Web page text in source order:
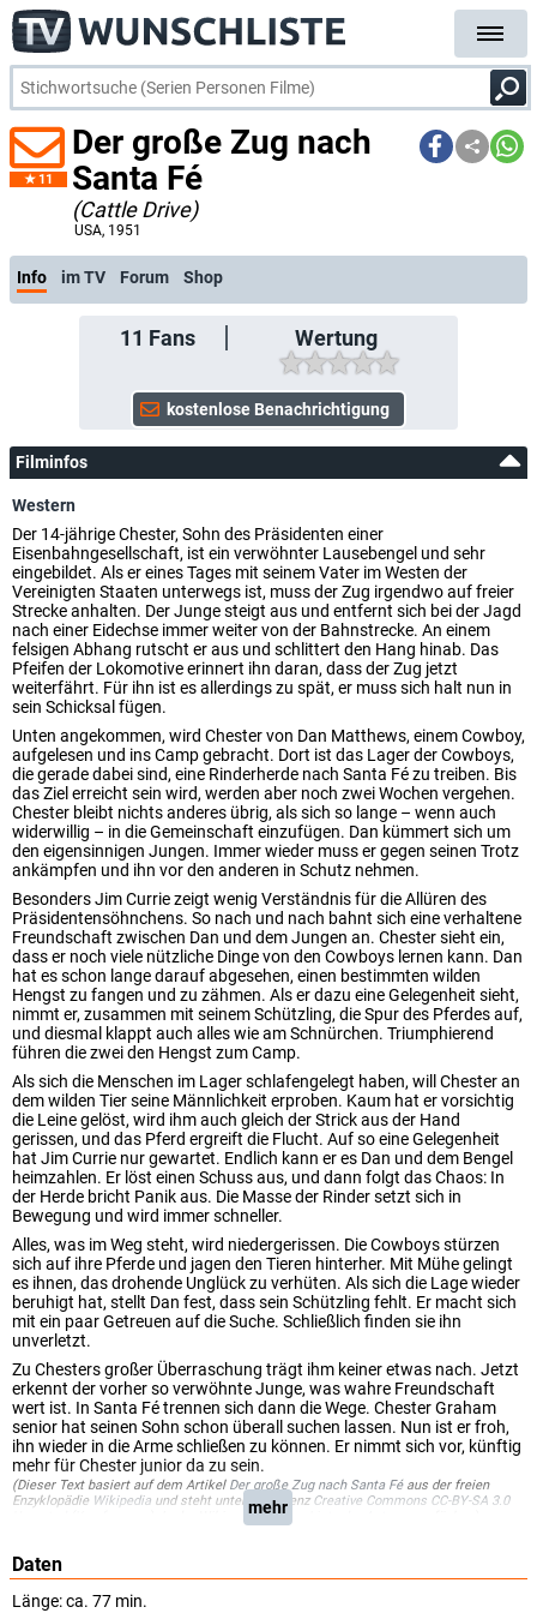
11
Der große Zug nach
Santa Fé
(Cattle Drive)
USA, 1951
Info im TV Forum Shop
11 Fans Wertung
Filminfos
Western
Der 14-jährige Chester, Sohn des Präsidenten einer
Eisenbahngesellschaft, ist ein verwöhnter Lausebengel und sehr
eingebildet. Als er eines Tages mit seinem Vater im Westen der
Vereinigten Staaten unterwegs ist, muss der Zug irgendwo auf freier
Strecke anhalten. Der Junge steigt aus und entfernt sich bei der Jagd
nach einer Eidechse immer weiter von der Bahnstrecke. An einem
felsigen Abhang rutscht er aus und schlittert den Hang hinab. Das
Pfeifen der Lokomotive erinnert ihn daran, dass der Zug jetzt
weiterfährt. Für ihn ist es allerdings zu spät, er muss sich halt nun in
sein Schicksal fügen.
Unten angekommen, wird Chester von Dan Matthews, einem Cowboy,
aufgelesen und ins Camp gebracht. Dort ist das Lager der Cowboys,
die gerade dabei sind, eine Rinderherde nach Santa Fé zu treiben. Bis
das Ziel erreicht sein wird, werden aber noch zwei Wochen vergehen.
Chester bleibt nichts anderes übrig, als sich so lange – wenn auch
widerwillig – in die Gemeinschaft einzufügen. Dan kümmert sich um
den eigensinnigen Jungen. Immer wieder muss er gegen seinen Trotz
ankämpfen und ihn vor den anderen in Schutz nehmen.
Besonders Jim Currie zeigt wenig Verständnis für die Allüren des
Präsidentensöhnchens. So nach und nach bahnt sich eine verhaltene
Freundschaft zwischen Dan und dem Jungen an. Chester sieht ein,
dass er noch viele nützliche Dinge von den Cowboys lernen kann. Dan
hat es schon lange darauf abgesehen, einen bestimmten wilden
Hengst zu fangen und zu zähmen. Als er dazu eine Gelegenheit sieht,
nimmt er, zusammen mit seinem Schützling, die Spur des Pferdes auf,
und diesmal klappt auch alles wie am Schnürchen. Triumphierend
führen die zwei den Hengst zum Camp.
Als sich die Menschen im Lager schlafengelegt haben, will Chester an
dem wilden Tier seine Männlichkeit erproben. Kaum hat er vorsichtig
die Leine gelöst, wird ihm auch gleich der Strick aus der Hand
gerissen, und das Pferd ergreift die Flucht. Auf so eine Gelegenheit
hat Jim Currie nur gewartet. Endlich kann er es Dan und dem Bengel
heimzahlen. Er löst einen Schuss aus, und dann folgt das Chaos: In
der Herde bricht Panik aus. Die Masse der Rinder setzt sich in
Bewegung und wird immer schneller.
Alles, was im Weg steht, wird niedergerissen. Die Cowboys stürzen
sich auf ihre Pferde und jagen den Tieren hinterher. Mit Mühe gelingt
es ihnen, das drohende Unglück zu verhüten. Als sich die Lage wieder
beruhigt hat, stellt Dan fest, dass sein Schützling fehlt. Er macht sich
mit ein paar Getreuen auf die Suche. Schließlich finden sie ihn
unverletzt.
Zu Chesters großer Überraschung trägt ihm keiner etwas nach. Jetzt
erkennt der vorher so verwöhnte Junge, was wahre Freundschaft
wert ist. In Santa Fé trennen sich dann die Wege. Chester Graham
senior hat seinen Sohn schon überall suchen lassen. Nun ist er froh,
ihn wieder in die Arme schließen zu können. Er nimmt sich vor, künftig
mehr für Chester junior da zu sein.
(Dieser Text basiert auf dem Artikel Der große Zug nach Santa Féaus der freien
Enzyklopädie Wikipedia und steht unter der Lizenz Creative Commons CC-BY-SA 3.0
). In der Wikipedia ist eine
mehr
Daten
Länge: ca. 77 min.